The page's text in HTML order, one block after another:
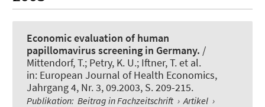
Economic evaluation of human
papillomavirus screening in Germany. /
Mittendorf, T.; Petry, K. U.; Iftner, T. et al.
in: European Journal of Health Economics,
Jahrgang 4, Nr. 3, 09.2003, S. 209-215.
Publikation: Beitrag in Fachzeitschrift › Artikel ›